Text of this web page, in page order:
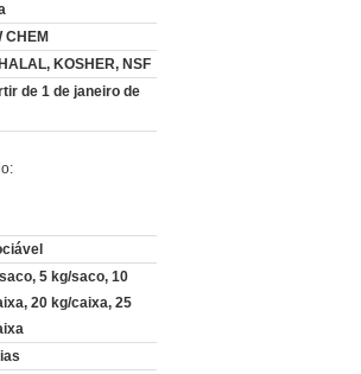
CHEM
KOSHER, NSF
de 1 de janeiro de
5 kg/saco, 10
20 kg/caixa, 25